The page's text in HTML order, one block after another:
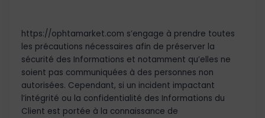
https://ophtamarket.com s’engage à prendre toutes
les précautions nécessaires afin de préserver la
sécurité des Informations et notamment qu’elles ne
soient pas communiquées à des personnes non
autorisées. Cependant, si un incident impactant
l’intégrité ou la confidentialité des Informations du
Client est portée à la connaissance de